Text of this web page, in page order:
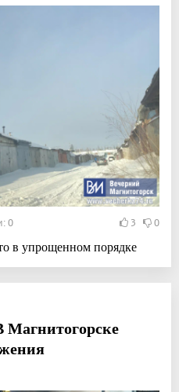
0 3 0
в упрощенном порядке
Магнитогорске